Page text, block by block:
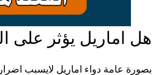
هل اماريل يؤثر على
بصورة عامة دواء اماريل لايسبب